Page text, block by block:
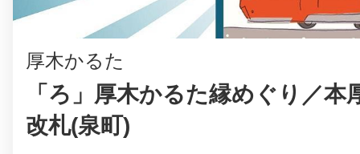
厚木かるた
「ろ」厚木かるた縁めぐり／本
改札(泉町)